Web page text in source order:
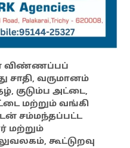
விண்ணப்பப்
சாதி, வருமானம்
குடும்ப அட்டை,
மற்றும் வங்கி
சம்மந்தப்பட்ட
மற்றும்
கூட்டுறவு